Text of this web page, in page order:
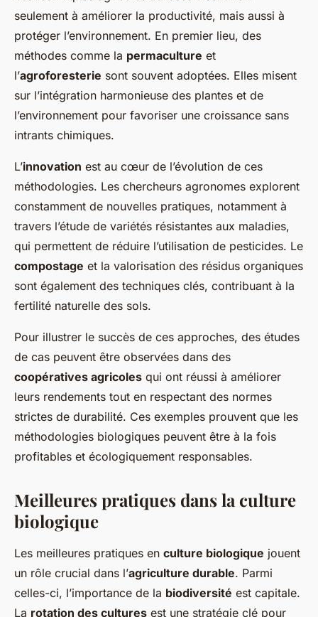
seulement à améliorer la productivité, mais aussi à
protéger l’environnement. En premier lieu, des
méthodes comme la permaculture et
l’agroforesterie sont souvent adoptées. Elles misent
sur l’intégration harmonieuse des plantes et de
l’environnement pour favoriser une croissance sans
intrants chimiques.
L’innovation est au cœur de l’évolution de ces
méthodologies. Les chercheurs agronomes explorent
constamment de nouvelles pratiques, notamment à
travers l’étude de variétés résistantes aux maladies,
qui permettent de réduire l’utilisation de pesticides. Le
compostage et la valorisation des résidus organiques
sont également des techniques clés, contribuant à la
fertilité naturelle des sols.
Pour illustrer le succès de ces approches, des études
de cas peuvent être observées dans des
coopératives agricoles qui ont réussi à améliorer
leurs rendements tout en respectant des normes
strictes de durabilité. Ces exemples prouvent que les
méthodologies biologiques peuvent être à la fois
profitables et écologiquement responsables.
Meilleures pratiques dans la culture
biologique
Les meilleures pratiques en culture biologique jouent
un rôle crucial dans l’agriculture durable. Parmi
celles-ci, l’importance de la biodiversité est capitale.
La rotation des cultures est une stratégie clé pour